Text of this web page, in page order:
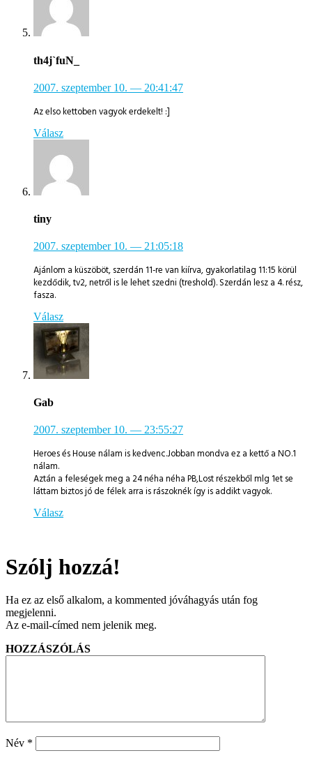
th4j`fuN_
2007. szeptember 10. — 20:41:47
Az elso kettoben vagyok erdekelt! :]
Válasz
tiny
2007. szeptember 10. — 21:05:18
Ajánlom a küszöböt, szerdán 11-re van kiírva, gyakorlatilag 11:15 körül
kezdődik, tv2, netről is le lehet szedni (treshold). Szerdán lesz a 4. rész,
fasza.
Válasz
Gab
2007. szeptember 10. — 23:55:27
Heroes és House nálam is kedvenc.Jobban mondva ez a kettő a NO.1
nálam.
Aztán a feleségek meg a 24 néha néha PB,Lost részekből mlg 1et se
láttam biztos jó de félek arra is rászoknék így is addikt vagyok.
Válasz
Szólj hozzá!
Ha ez az első alkalom, a kommented jóváhagyás után fog
megjelenni.
Az e-mail-címed nem jelenik meg.
HOZZÁSZÓLÁS
Név *